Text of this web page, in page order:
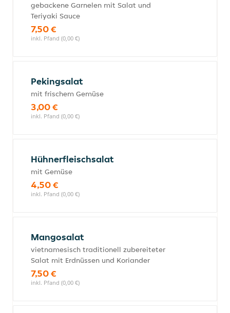
gebackene Garnelen mit Salat und
Teriyaki Sauce
7,50 €
inkl. Pfand (0,00 €)
Pekingsalat
mit frischem Gemüse
3,00 €
inkl. Pfand (0,00 €)
Hühnerfleischsalat
mit Gemüse
4,50 €
inkl. Pfand (0,00 €)
Mangosalat
vietnamesisch traditionell zubereiteter
Salat mit Erdnüssen und Koriander
7,50 €
inkl. Pfand (0,00 €)